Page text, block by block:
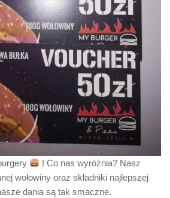
! Co nas wyróżnia? Nasz
wołowiny oraz składniki najlepszej
dania są tak smaczne.